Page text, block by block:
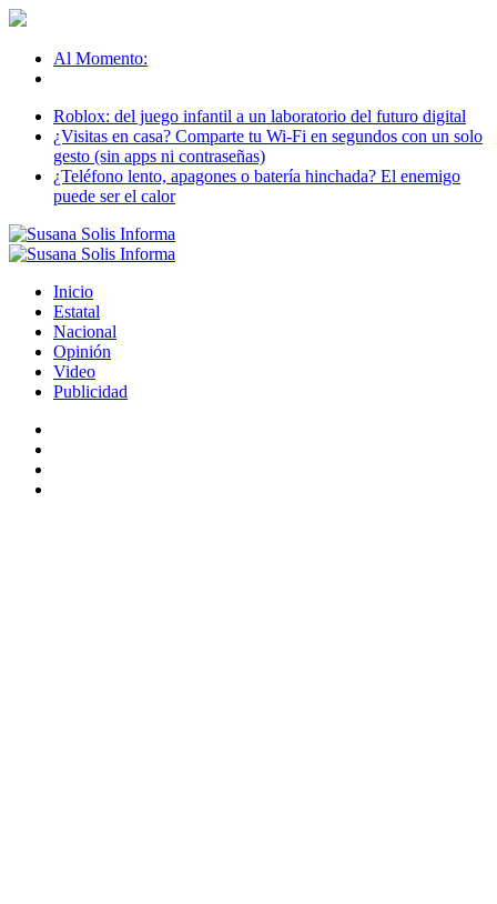
Al Momento:
Roblox: del juego infantil a un laboratorio del futuro digital
¿Visitas en casa? Comparte tu Wi-Fi en segundos con un solo
gesto (sin apps ni contraseñas)
¿Teléfono lento, apagones o batería hinchada? El enemigo
puede ser el calor
Inicio
Estatal
Nacional
Opinión
Video
Publicidad